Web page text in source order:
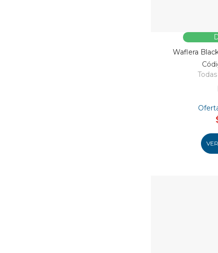
Waflera